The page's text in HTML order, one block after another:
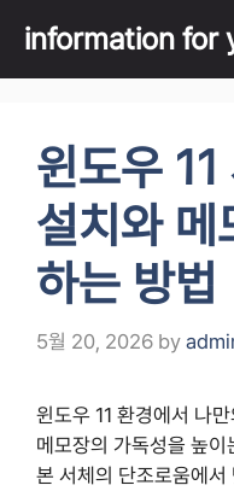
content
information for
윈도우
설치와 메
하는 방법
5월 20, 2026 by
윈도우 11 환경에서 나
메모장의 가독성을 높
본 서체의 단조로움에